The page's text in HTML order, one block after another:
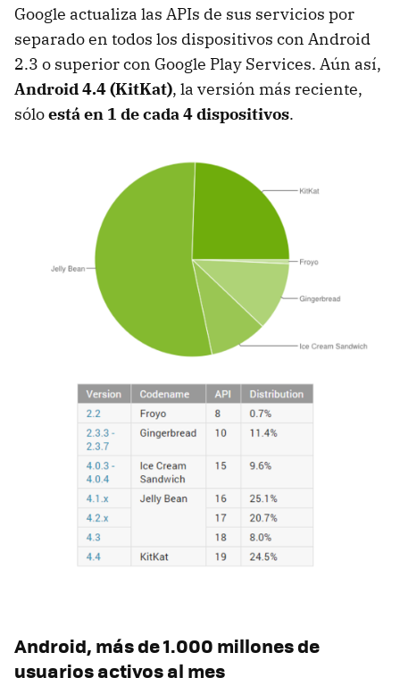
Google actualiza las APIs de sus servicios por
separado en todos los dispositivos con Android
2.3 o superior con Google Play Services. Aún así,
Android 4.4 (KitKat), la versión más reciente,
sóloestá en 1 de cada 4 dispositivos.
Android, más de 1.000 millones de
usuarios activos al mes